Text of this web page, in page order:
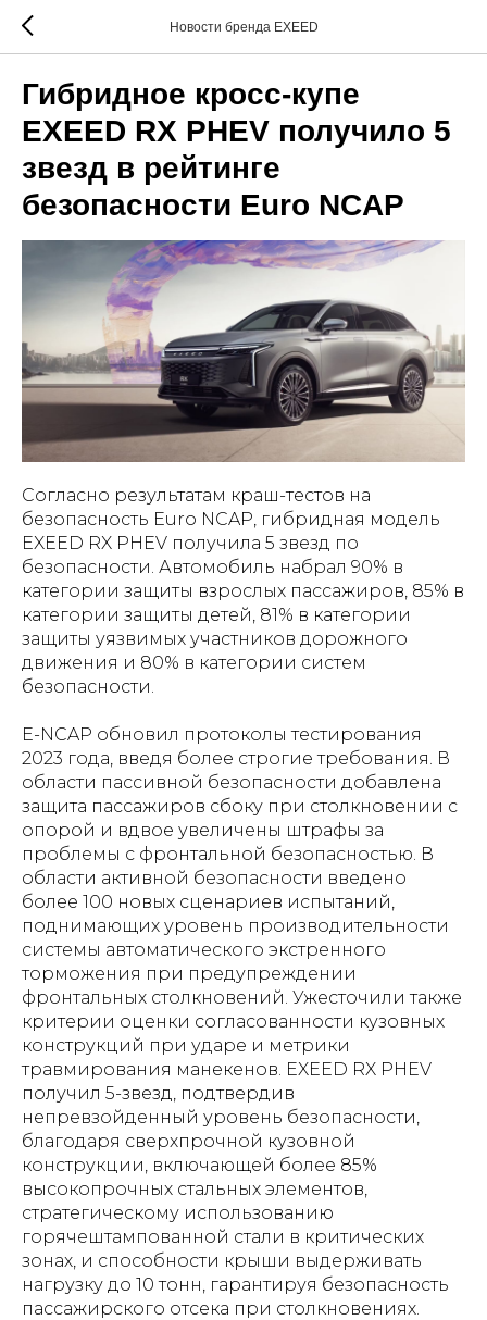
Новости бренда EXEED
Гибридное кросс-купе
EXEED RX PHEV получило 5
звезд в рейтинге
безопасности Euro NCAP
Согласно результатам краш-тестов на
безопасность Euro NCAP, гибридная модель
EXEED RX PHEV получила 5 звезд по
безопасности. Автомобиль набрал 90% в
категории защиты взрослых пассажиров, 85% в
категории защиты детей, 81% в категории
защиты уязвимых участников дорожного
движения и 80% в категории систем
безопасности.
E-NCAP обновил протоколы тестирования
2023 года, введя более строгие требования. В
области пассивной безопасности добавлена
защита пассажиров сбоку при столкновении с
опорой и вдвое увеличены штрафы за
проблемы с фронтальной безопасностью. В
области активной безопасности введено
более 100 новых сценариев испытаний,
поднимающих уровень производительности
системы автоматического экстренного
торможения при предупреждении
фронтальных столкновений. Ужесточили также
критерии оценки согласованности кузовных
конструкций при ударе и метрики
травмирования манекенов. EXEED RX PHEV
получил 5-звезд, подтвердив
непревзойденный уровень безопасности,
благодаря сверхпрочной кузовной
конструкции, включающей более 85%
высокопрочных стальных элементов,
стратегическому использованию
горячештампованной стали в критических
зонах, и способности крыши выдерживать
нагрузку до 10 тонн, гарантируя безопасность
пассажирского отсека при столкновениях.